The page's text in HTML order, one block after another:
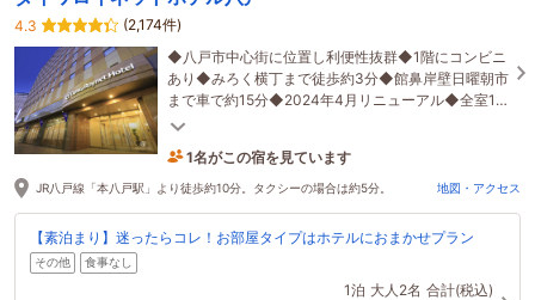
4.3
(2,174件)
◆八戸市中心街に位置し利便性抜群◆1階にコンビニ
あり◆みろく横丁まで徒歩約3分◆館鼻岸壁日曜朝市
まで車で約15分◆2024年4月リニューアル◆全室18
㎡以上◆お刺身や郷土料理が楽しめる朝食がオスス
1名がこの宿を見ています
4時間前に予約されました
JR八戸線「本八戸駅」より徒歩約10分。タクシーの場合は約5分。 地図・アクセス
【素泊まり】迷ったらコレ！お部屋タイプはホテルにおまかせプラン
その他 食事なし
1泊 大人2名 合計(税込)